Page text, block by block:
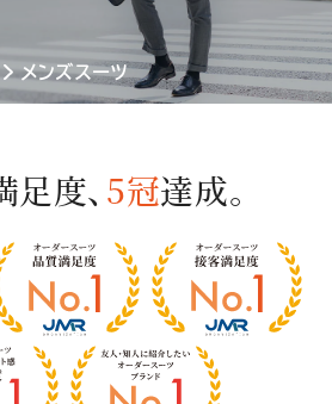
メンズスーツ
度、 5冠達成。